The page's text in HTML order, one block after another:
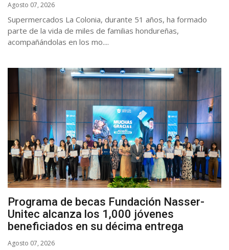
Agosto 07, 2026
Supermercados La Colonia, durante 51 años, ha formado
parte de la vida de miles de familias hondureñas,
acompañándolas en los mo....
Programa de becas Fundación Nasser-
Unitec alcanza los 1,000 jóvenes
beneficiados en su décima entrega
Agosto 07, 2026